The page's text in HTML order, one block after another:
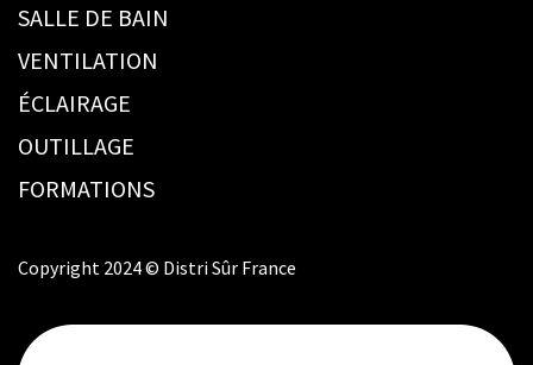
SALLE DE BAIN
VENTILATION
ÉCLAIRAGE
OUTILLAGE
FORMATIONS
Copyright 2024 © Distri Sûr France